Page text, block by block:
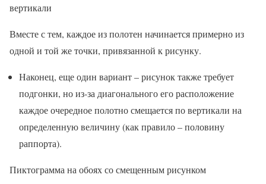
вертикали
Вместе с тем, каждое из полотен начинается примерно из
одной и той же точки, привязанной к рисунку.
Наконец, еще один вариант – рисунок также требует
подгонки, но из-за диагонального его расположение
каждое очередное полотно смещается по вертикали на
определенную величину (как правило – половину
раппорта).
Пиктограмма на обоях со смещенным рисунком